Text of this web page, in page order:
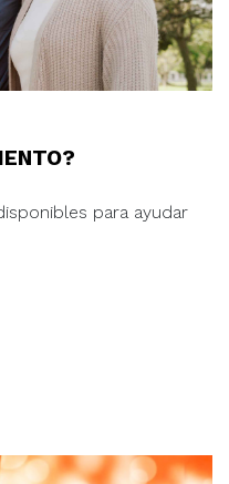
para ayudar